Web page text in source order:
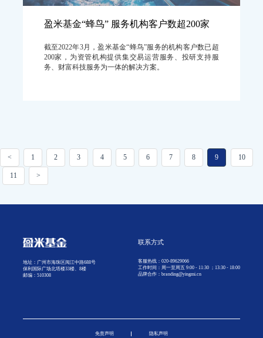
盈米基金“蜂鸟” 服务机构客户数超200家
截至2022年3月，盈米基金“蜂鸟”服务的机构客户数已超
200家，为资管机构提供集交易运营服务、投研支持服
务、财富科技服务为一体的解决方案。
< 1 2 3 4 5 6 7 8 9 10
11 >
地址：广州市海珠区阅江中路688号
保利国际广场北塔楼33楼、8楼
邮编：510308
联系方式
客服热线：020-89629066
工作时间：周一至周五 9:00 - 11:30 ；13:30 - 18:00
品牌合作：branding@yingmi.cn
免责声明 隐私声明